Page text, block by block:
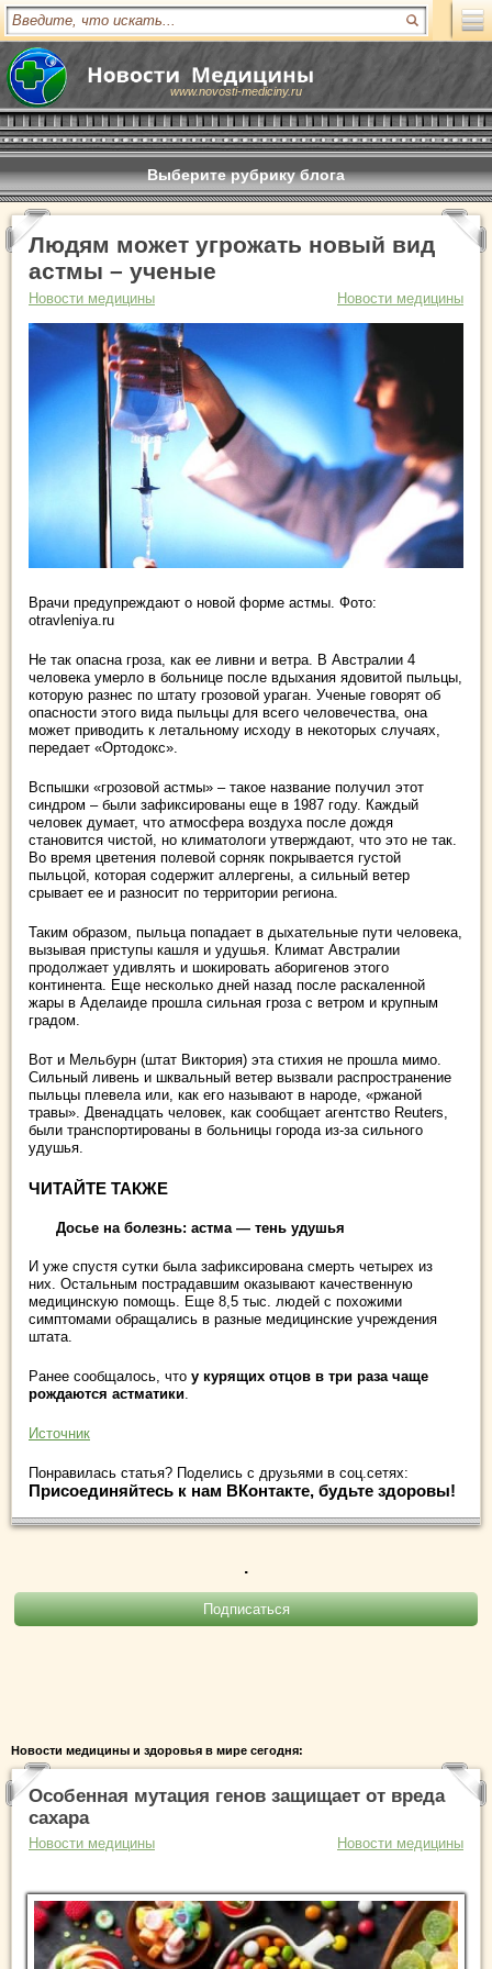
www.novosti-mediciny.ru
Выберите рубрику блога
Людям может угрожать новый вид
астмы – ученые
Новости медицины Новости медицины
Врачи предупреждают о новой форме астмы. Фото:
otravleniya.ru
Не так опасна гроза, как ее ливни и ветра. В Австралии 4
человека умерло в больнице после вдыхания ядовитой пыльцы,
которую разнес по штату грозовой ураган. Ученые говорят об
опасности этого вида пыльцы для всего человечества, она
может приводить к летальному исходу в некоторых случаях,
передает «Ортодокс».
Вспышки «грозовой астмы» – такое название получил этот
синдром – были зафиксированы еще в 1987 году. Каждый
человек думает, что атмосфера воздуха после дождя
становится чистой, но климатологи утверждают, что это не так.
Во время цветения полевой сорняк покрывается густой
пыльцой, которая содержит аллергены, а сильный ветер
срывает ее и разносит по территории региона.
Таким образом, пыльца попадает в дыхательные пути человека,
вызывая приступы кашля и удушья. Климат Австралии
продолжает удивлять и шокировать аборигенов этого
континента. Еще несколько дней назад после раскаленной
жары в Аделаиде прошла сильная гроза с ветром и крупным
градом.
Вот и Мельбурн (штат Виктория) эта стихия не прошла мимо.
Сильный ливень и шквальный ветер вызвали распространение
пыльцы плевела или, как его называют в народе, «ржаной
травы». Двенадцать человек, как сообщает агентство Reuters,
были транспортированы в больницы города из-за сильного
удушья.
ЧИТАЙТЕ ТАКЖЕ
Досье на болезнь: астма — тень удушья
И уже спустя сутки была зафиксирована смерть четырех из
них. Остальным пострадавшим оказывают качественную
медицинскую помощь. Еще 8,5 тыс. людей с похожими
симптомами обращались в разные медицинские учреждения
штата.
Ранее сообщалось, что у курящих отцов в три раза чаще
рождаются астматики
Источник
Понравилась статья? Поделись с друзьями в соц.сетях:
Присоединяйтесь к нам ВКонтакте, будьте здоровы!
.
Новости медицины и здоровья в мире сегодня:
Особенная мутация генов защищает от вреда
сахара
Новости медицины Новости медицины